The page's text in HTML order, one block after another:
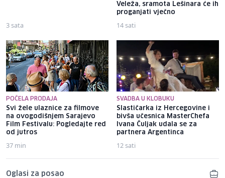
3 sata
Veleža, sramota Lešinara će ih
proganjati vječno
14 sati
POČELA PRODAJA
Svi žele ulaznice za filmove
na ovogodišnjem Sarajevo
Film Festivalu: Pogledajte red
od jutros
37 min
SVADBA U KLOBUKU
Slastičarka iz Hercegovine i
bivša učesnica MasterChefa
Ivana Čuljak udala se za
partnera Argentinca
12 sati
Oglasi za posao